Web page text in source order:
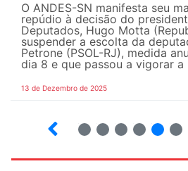
O ANDES-SN manifesta seu
repúdio à decisão do
Deputados, Hugo Motta
suspender a escolta da
Petrone (PSOL-RJ), medida
dia 8 e que passou a vigorar a
13 de Dezembro de 2025